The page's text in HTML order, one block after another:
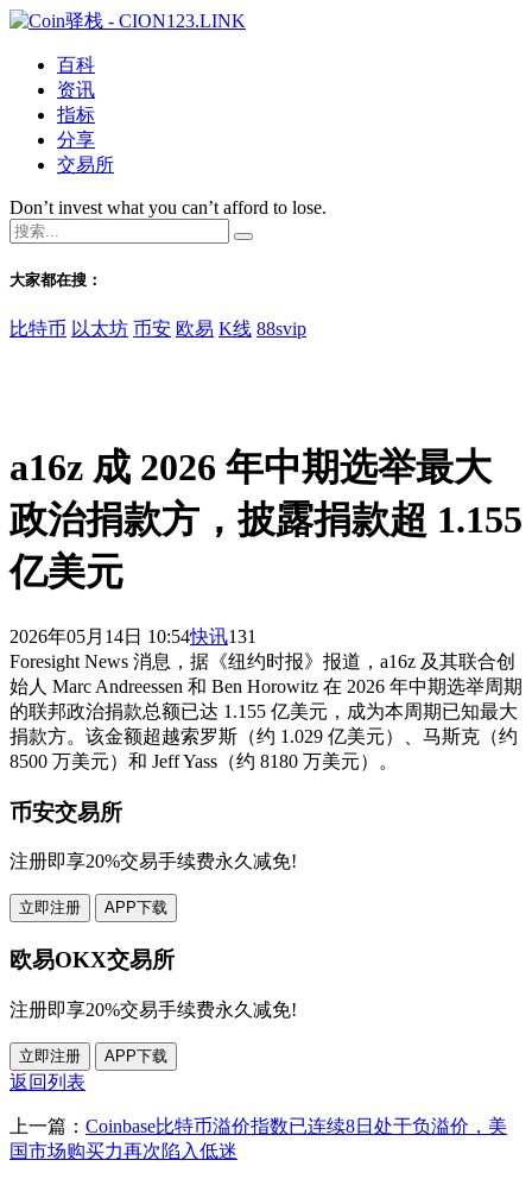
百科
资讯
指标
分享
交易所
Don’t invest what you can’t afford to lose.
大家都在搜：
比特币 以太坊 币安 欧易 K线 88svip
a16z 成 2026 年中期选举最大
政治捐款方，披露捐款超 1.155
亿美元
2026年05月14日 10:54快讯131
Foresight News 消息，据《纽约时报》报道，a16z 及其联合创
始人 Marc Andreessen 和 Ben Horowitz 在 2026 年中期选举周期
的联邦政治捐款总额已达 1.155 亿美元，成为本周期已知最大
捐款方。该金额超越索罗斯（约 1.029 亿美元）、马斯克（约
8500 万美元）和 Jeff Yass（约 8180 万美元）。
币安交易所
注册即享20%交易手续费永久减免!
立即注册 APP下载
欧易OKX交易所
注册即享20%交易手续费永久减免!
立即注册 APP下载
返回列表
上一篇： Coinbase比特币溢价指数已连续8日处于负溢价，美
国市场购买力再次陷入低迷